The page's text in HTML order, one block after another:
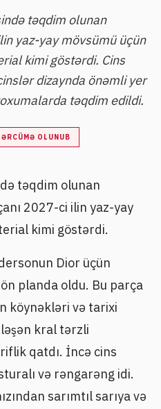
təqdim olunan
yaz-yay mövsümü üçün
kimi göstərdi. Cins
dizaynda önəmli yer
təqdim edildi.
OLUNUB
təqdim olunan
2027-ci ilin yaz-yay
kimi göstərdi.
Dior üçün
planda oldu. Bu parça
köynəkləri və tarixi
kral tərzli
qatdı. İncə cins
və rəngarəng idi.
sarımtıl sarıya və